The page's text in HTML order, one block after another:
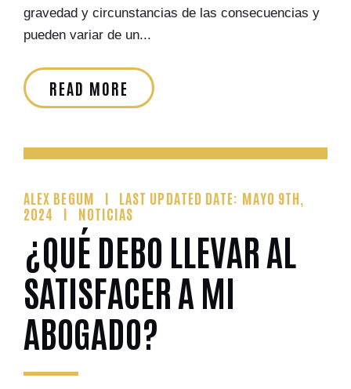
gravedad y circunstancias de las consecuencias y
pueden variar de un...
READ MORE
ALEX BEGUM
LAST UPDATED DATE: MAYO 9TH,
2024
NOTICIAS
¿QUÉ DEBO LLEVAR AL
SATISFACER A MI
ABOGADO?